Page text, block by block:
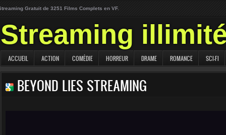
Gratuit de 3251 Films Complets en VF.
Streaming
ACCUEIL ACTION COMÉDIE HORREUR DRAME ROMANCE SCI-FI
BEYOND LIES STREAMING